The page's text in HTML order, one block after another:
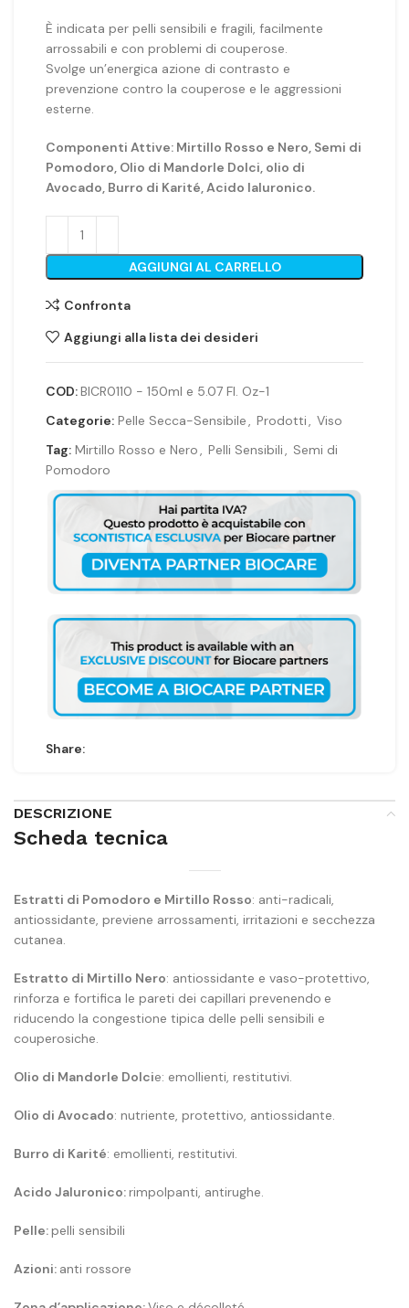
È indicata per pelli sensibili e fragili, facilmente
arrossabili e con problemi di couperose.
Svolge un’energica azione di contrasto e
prevenzione contro la couperose e le aggressioni
esterne.
Componenti Attive: Mirtillo Rosso e Nero, Semi di
Pomodoro, Olio di Mandorle Dolci, olio di
Avocado, Burro di Karité, Acido Ialuronico.
AGGIUNGI AL CARRELLO
Confronta
Aggiungi alla lista dei desideri
COD:BICR0110 - 150ml e 5.07 Fl. Oz-1
Categorie: Pelle Secca-Sensibile, Prodotti, Viso
Tag: Mirtillo Rosso e Nero, Pelli Sensibili, Semi di
Pomodoro
Share:
DESCRIZIONE
Scheda tecnica
Estratti di Pomodoro e Mirtillo Rosso: anti-radicali,
antiossidante, previene arrossamenti, irritazioni e secchezza
cutanea.
Estratto di Mirtillo Nero: antiossidante e vaso-protettivo,
rinforza e fortifica le pareti dei capillari prevenendo e
riducendo la congestione tipica delle pelli sensibili e
couperosiche.
Olio di Mandorle Dolcie: emollienti, restitutivi.
Olio di Avocado: nutriente, protettivo, antiossidante.
Burro di Karité: emollienti, restitutivi.
Acido Jaluronico:rimpolpanti, antirughe.
Pelle:pelli sensibili
Azioni: anti rossore